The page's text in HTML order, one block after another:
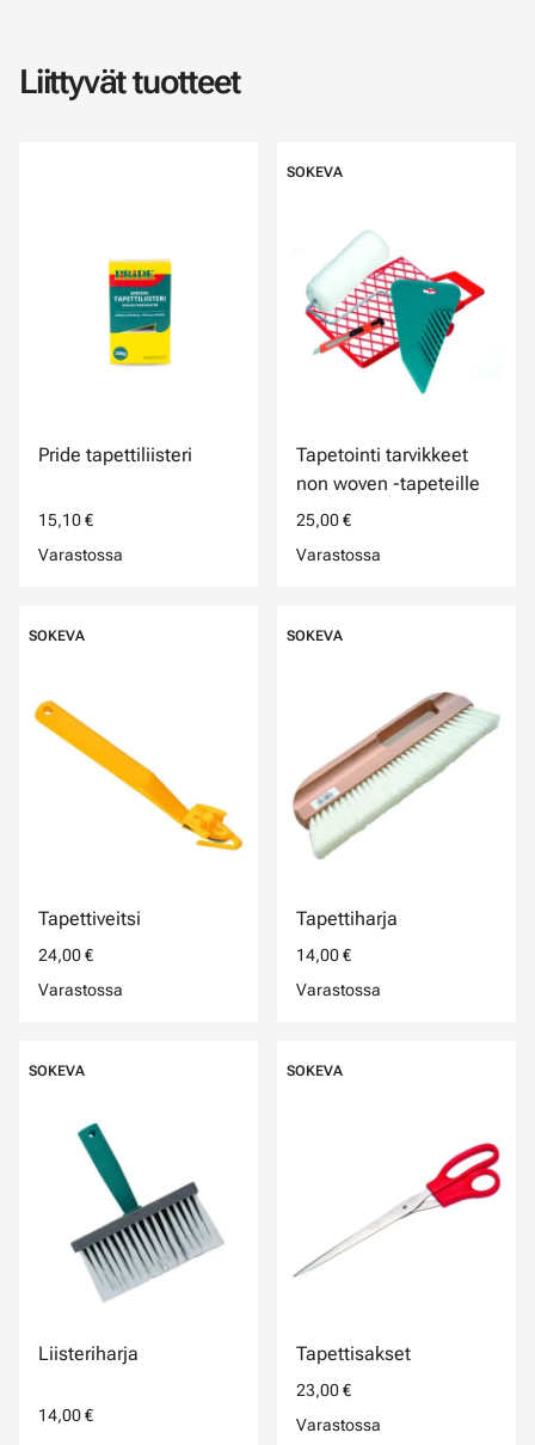
Liittyvät tuotteet
Pride tapettiliisteri
15,10 €
Varastossa
SOKEVA
Tapetointi tarvikkeet
non woven -tapeteille
25,00 €
Varastossa
SOKEVA
Tapettiveitsi
24,00 €
Varastossa
SOKEVA
Tapettiharja
14,00 €
Varastossa
SOKEVA
Liisteriharja
14,00 €
SOKEVA
Tapettisakset
23,00 €
Varastossa